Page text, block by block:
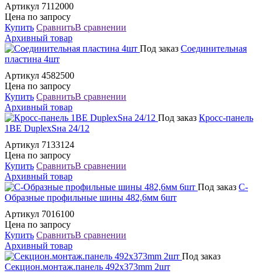
Артикул 7112000
Цена по запросу
Купить СравнитьВ сравнении
Архивный товар
Под заказ Соединительная
пластина 4шт
Артикул 4582500
Цена по запросу
Купить СравнитьВ сравнении
Архивный товар
Под заказ Кросс-панель
1ВЕ DuplexSна 24/12
Артикул 7133124
Цена по запросу
Купить СравнитьВ сравнении
Архивный товар
Под заказ C-
Образные профильные шины 482,6мм 6шт
Артикул 7016100
Цена по запросу
Купить СравнитьВ сравнении
Архивный товар
Под заказ
Секцион.монтаж.панель 492x373mm 2шт